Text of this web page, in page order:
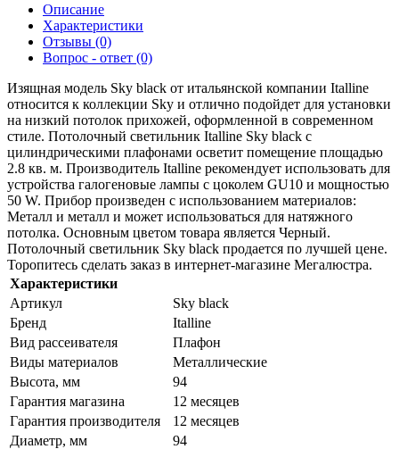
Описание
Характеристики
Отзывы (0)
Вопрос - ответ (0)
Изящная модель Sky black от итальянской компании Italline
относится к коллекции Sky и отлично подойдет для установки
на низкий потолок прихожей, оформленной в современном
стиле. Потолочный светильник Italline Sky black с
цилиндрическими плафонами осветит помещение площадью
2.8 кв. м. Производитель Italline рекомендует использовать для
устройства галогеновые лампы с цоколем GU10 и мощностью
50 W. Прибор произведен с использованием материалов:
Металл и металл и может использоваться для натяжного
потолка. Основным цветом товара является Черный.
Потолочный светильник Sky black продается по лучшей цене.
Торопитесь сделать заказ в интернет-магазине Мегалюстра.
Характеристики
Артикул
Sky black
Бренд
Italline
Вид рассеивателя
Плафон
Виды материалов
Металлические
Высота, мм
94
Гарантия магазина
12 месяцев
Гарантия производителя
12 месяцев
Диаметр, мм
94